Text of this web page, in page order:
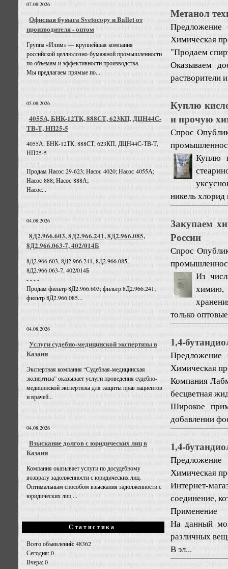
07.08.2026
Офисная бумага Svetocopy и Ballet от
производителя - оптом
Группа «Илим» — крупнейшая компания
российской целлюлозно-бумажной промышленности
по объемам и эффективности производства.
Мы предлагаем прямые по...
05.08.2026
4055А, БНК-12ТК, 888СТ, 623КП, ДЦН44С-
ТВ-Т, НП25-5
4055А, БНК-12ТК, 888СТ, 623КП, ДЦН44С-ТВ-Т,
НП25-5
- - - -
Продам Насос 29-623; Насос 4020; Насос 4055А;
Насос 888; Насос 888А;
Насос...
04.08.2026
8Д2.966.603, 8Д2.966.241, 8Д2.966.085,
8Д2.966.063-7, 402/014Б
8Д2.966.603, 8Д2.966.241, 8Д2.966.085,
8Д2.966.063-7, 402/014Б
- - - -
Продам фильтр 8Д2.966.603; фильтр 8Д2.966.241;
фильтр 8Д2.966.085...
04.08.2026
Услуги судебно-медицинской экспертизы в
Казани
Экспертная компания “Судебная-медицинская
экспертиза” оказывает услуги проведения судебно-
медицинской экспертизы для защиты прав пациентов
и врачей...
04.08.2026
Взыскание долгов с юридических лиц в
Казани
Компания оказывает услуги по досудебному
возврату задолженности с юридических лиц.
Оптимальным способом взыскания задолженности с
юридических лиц ...
Статистика
Всего объявлений: 48362
Сегодня: 0
Вчера: 0
Метанол
Предложение
Химическая
"Продаем
Оказываем
Куплю
и прочую
Спрос
Куплю
никель
Закупаем
России
Спрос
Из
химию,
только
1,4-
Предложение
Химическая
Компания
бесцветная
Широкое
добавлении
1,4-
Предложение
Химическая
Интернет-
соединение,
Применение
На данный
различных
В эл...